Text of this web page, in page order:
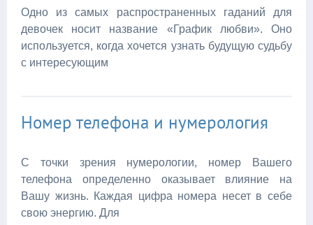
Одно из самых распространенных гаданий для
девочек носит название «График любви». Оно
используется, когда хочется узнать будущую судьбу
с интересующим
Номер телефона и нумерология
С точки зрения нумерологии, номер Вашего
телефона определенно оказывает влияние на
Вашу жизнь. Каждая цифра номера несет в себе
свою энергию. Для